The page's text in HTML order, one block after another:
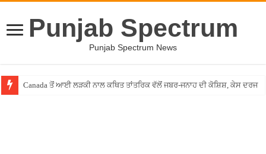
Punjab Spectrum
Punjab Spectrum News
Canada ਤੋਂ ਆਈ ਲੜਕੀ ਨਾਲ ਕਥਿਤ ਤਾਂਤਰਿਕ ਵੱਲੋਂ ਜਬਰ-ਜਨਾਹ ਦੀ ਕੋਸ਼ਿਸ਼, ਕੇਸ ਦਰਜ